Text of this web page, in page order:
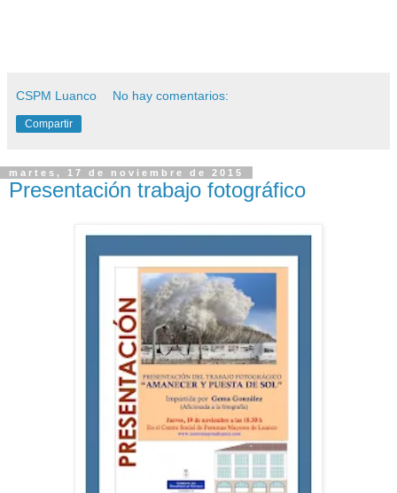
CSPM Luanco No hay comentarios:
Compartir
martes, 17 de noviembre de 2015
Presentación trabajo fotográfico